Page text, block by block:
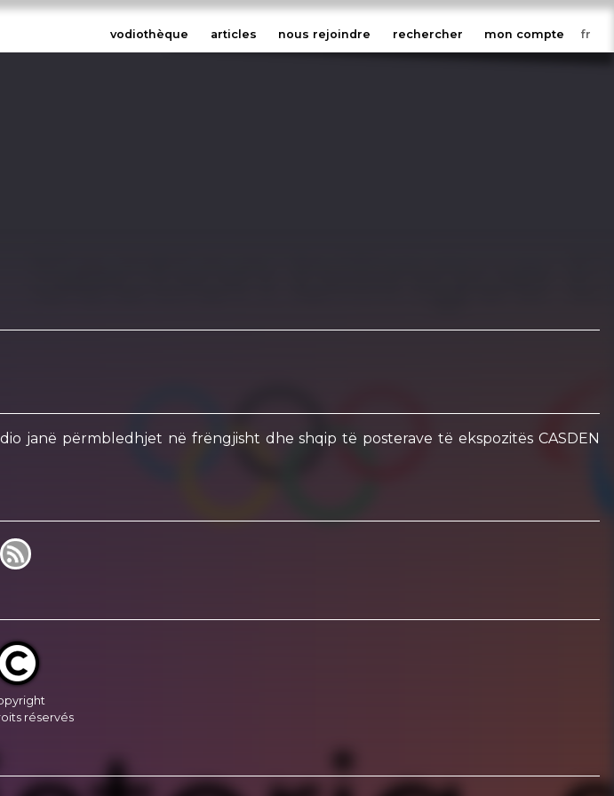
vodiothèque articles nous rejoindre rechercher mon compte
janë përmbledhjet në frëngjisht dhe shqip të posterave të ekspozitës CASDEN
réservés